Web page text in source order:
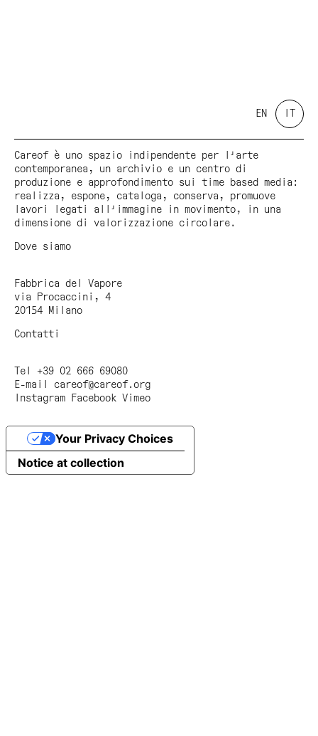
EN
Careof è uno spazio indipendente per l'arte
contemporanea, un archivio e un centro di
produzione e approfondimento sui time based media:
realizza, espone, cataloga, conserva, promuove
lavori legati all'immagine in movimento, in una
dimensione di valorizzazione circolare.
Dove siamo
Fabbrica del Vapore
via Procaccini, 4
20154 Milano
Contatti
Tel +39 02 666 69080
E-mail careof@careof.org
Instagram
Facebook Vimeo
Notice at collection
Your Privacy Choices